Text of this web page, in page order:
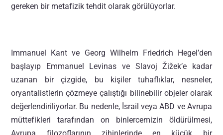
gereken bir metafizik tehdit olarak görülüyorlar.
Immanuel Kant ve Georg Wilhelm Friedrich Hegel’den
başlayıp Emmanuel Levinas ve Slavoj Žižek’e kadar
uzanan bir çizgide, bu kişiler tuhaflıklar, nesneler,
oryantalistlerin çözmeye çalıştığı bilinebilir objeler olarak
değerlendiriliyorlar. Bu nedenle, İsrail veya ABD ve Avrupa
müttefikleri tarafından on binlercemizin öldürülmesi,